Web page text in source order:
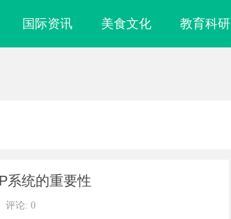
国际资讯 美食文化 教育科研
系统的重要性
评论: 0